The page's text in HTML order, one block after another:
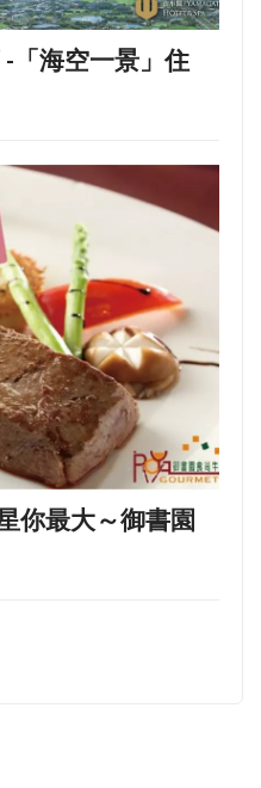
「海空一景」住
你最大～御書園